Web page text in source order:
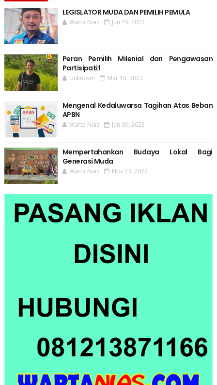
LEGISLATOR MUDA DAN PEMILIH PEMULA
Warta Nias Jun 19, 2023
Peran Pemilih Milenial dan Pengawasan
Partisipatif
Unknown Mar 18, 2023
Mengenal Kedaluwarsa Tagihan Atas Beban
APBN
Warta Nias Jan 09, 2023
Mempertahankan Budaya Lokal Bagi
Generasi Muda
Warta Nias Nov 23, 2022